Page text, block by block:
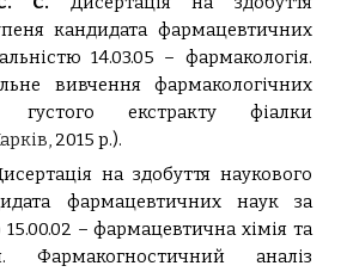
кандидата фармацевтичних
14.03.05 – фармакологія.
вивчення фармакологічних
густого екстракту фіалки
2015 р.).
на здобуття наукового
фармацевтичних наук за
15.00.02 – фармацевтична хімія та
Фармакогностичний аналіз